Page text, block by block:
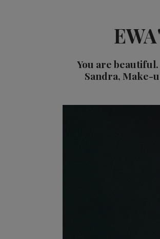
You are
Sandra, Make-